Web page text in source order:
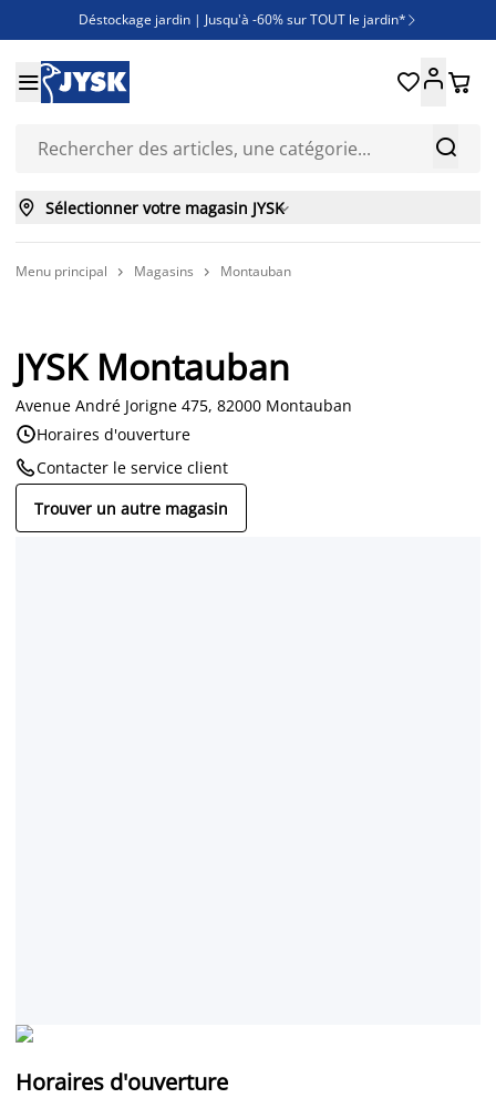
Déstockage jardin | Jusqu'à -60% sur TOUT le jardin* 
Jusqu'à -50% sur une sélection literie
Découvrez les nouveautés de la collection


 
 Sélectionner votre magasin JYSK
Menu principal  Magasins  Montauban
JYSK Montauban
Avenue André Jorigne 475, 82000 Montauban
Horaires d'ouverture
Contacter le service client
Trouver un autre magasin
Horaires d'ouverture